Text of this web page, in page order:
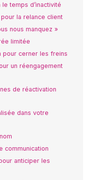
temps d’inactivité
la relance client
nous manquez »
limitée
pour cerner les freins
un réengagement
de réactivation
dans votre
communication
anticiper les